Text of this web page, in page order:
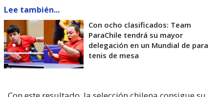
Lee también...
Con ocho clasificados: Team
ParaChile tendrá su mayor
delegación en un Mundial de para
tenis de mesa